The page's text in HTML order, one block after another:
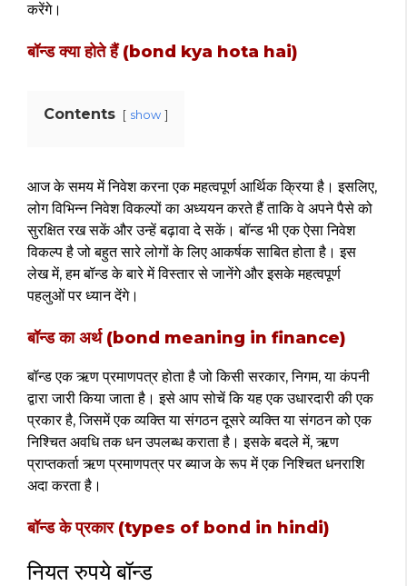
करेंगे।
बॉन्ड क्या होते हैं (bond kya hota hai)
Contents show
आज के समय में निवेश करना एक महत्वपूर्ण आर्थिक क्रिया है। इसलिए,
लोग विभिन्न निवेश विकल्पों का अध्ययन करते हैं ताकि वे अपने पैसे को
सुरक्षित रख सकें और उन्हें बढ़ावा दे सकें। बॉन्ड भी एक ऐसा निवेश
विकल्प है जो बहुत सारे लोगों के लिए आकर्षक साबित होता है। इस
लेख में, हम बॉन्ड के बारे में विस्तार से जानेंगे और इसके महत्वपूर्ण
पहलुओं पर ध्यान देंगे।
बॉन्ड का अर्थ (bond meaning in finance)
बॉन्ड एक ऋण प्रमाणपत्र होता है जो किसी सरकार, निगम, या कंपनी
द्वारा जारी किया जाता है। इसे आप सोचें कि यह एक उधारदारी की एक
प्रकार है, जिसमें एक व्यक्ति या संगठन दूसरे व्यक्ति या संगठन को एक
निश्चित अवधि तक धन उपलब्ध कराता है। इसके बदले में, ऋण
प्राप्तकर्ता ऋण प्रमाणपत्र पर ब्याज के रूप में एक निश्चित धनराशि
अदा करता है।
बॉन्ड के प्रकार (types of bond in hindi)
नियत रुपये बॉन्ड